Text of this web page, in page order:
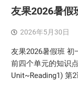
友果2026暑假
2026年5月30日
友果2026暑假班 初
前四个单元的知识
Unit~Reading1) 第